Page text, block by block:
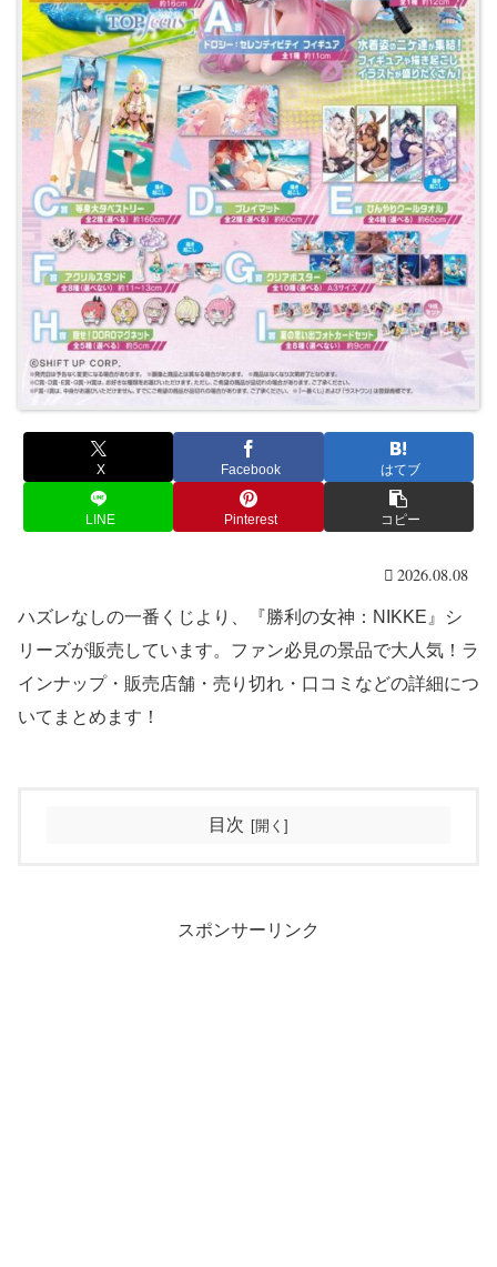
X Facebook はてブ
LINE Pinterest コピー
2026.08.08
ハズレなしの一番くじより、『勝利の女神：NIKKE』シ
リーズが販売しています。ファン必見の景品で大人気！ラ
インナップ・販売店舗・売り切れ・口コミなどの詳細につ
いてまとめます！
目次
スポンサーリンク